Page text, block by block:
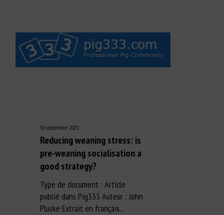
10 septembre 2021
Reducing weaning stress: is
pre-weaning socialisation a
good strategy?
Type de document : Article
publié dans Pig333 Auteur : John
Pluske Extrait en français…